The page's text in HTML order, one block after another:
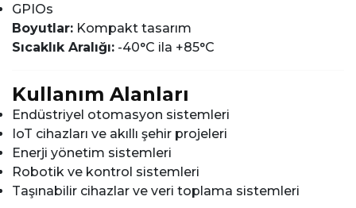
GPIOs
Boyutlar: Kompakt tasarım
Sıcaklık Aralığı: -40°C ila +85°C
Kullanım Alanları
Endüstriyel otomasyon sistemleri
IoT cihazları ve akıllı şehir projeleri
Enerji yönetim sistemleri
Robotik ve kontrol sistemleri
Taşınabilir cihazlar ve veri toplama sistemleri